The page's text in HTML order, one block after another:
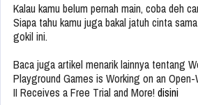
Kalau kamu belum pernah main, coba deh
Siapa tahu kamu juga bakal jatuh cinta
gokil ini.
Baca juga artikel menarik lainnya tentang
Playground Games is Working on an
II Receives a Free Trial and More! disini